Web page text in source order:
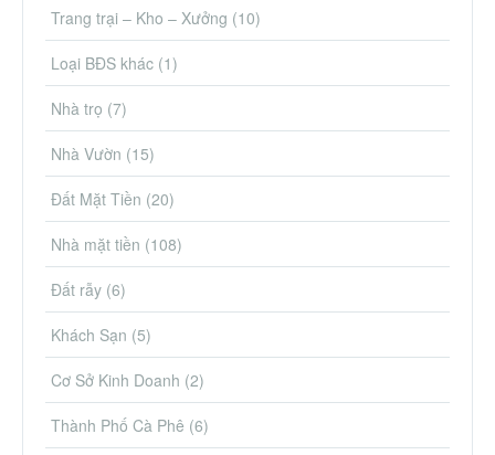
Trang trại – Kho – Xưởng (10)
Loại BĐS khác (1)
Nhà trọ (7)
Nhà Vườn (15)
Đất Mặt Tiền (20)
Nhà mặt tiền (108)
Đất rẫy (6)
Khách Sạn (5)
Cơ Sở Kinh Doanh (2)
Thành Phố Cà Phê (6)